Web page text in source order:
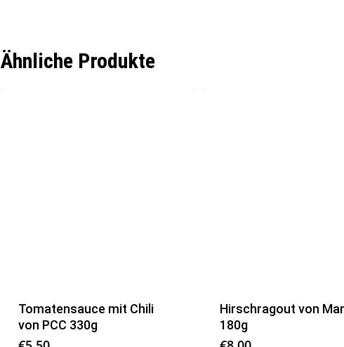
Ähnliche Produkte
Tomatensauce mit Chili
von PCC 330g
Hirschragout von
180g